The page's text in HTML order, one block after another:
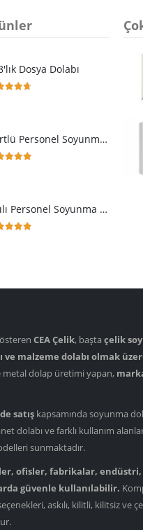
Dosya Dolabı
Dörtlü Personel Soyunma Dolabı
Altılı Personel Soyunma Dolabı
CEA Çelik, başta çelik
ve malzeme dolabı olmak
metal dolap üretimi yapan,
satış kapsamında soyunma
dolabı ve farklı kullanım
sunmaktadır.
ofisler, fabrikalar, endüstri,
güvenle kullanılabilir.
askılı, kilitli, kilitsiz ve